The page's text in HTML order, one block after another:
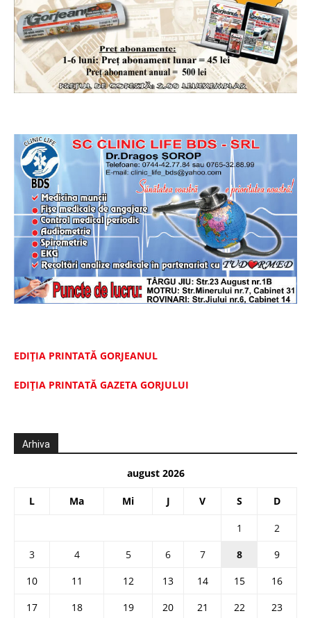
EDIȚIA PRINTATĂ GORJEANUL
EDIŢIA PRINTATĂ GAZETA GORJULUI
Arhiva
august 2026
L Ma Mi J V S D
1
2
3
4 5 6 7 8
9
10
11 12 13 14 15
16
17
18 19 20 21 22 23